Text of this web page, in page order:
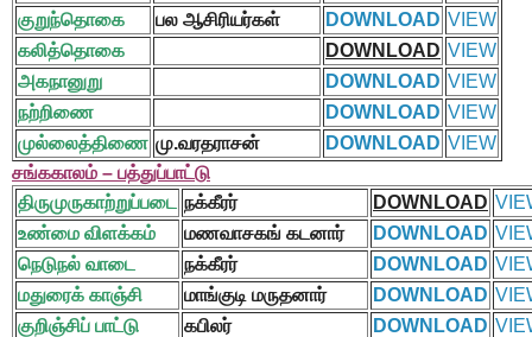
குறுந்தொகை
பல ஆசிரியர்கள் DOWNLOAD VIEW
கலித்தொகை
DOWNLOAD VIEW
அகநானுறு
DOWNLOAD VIEW
நற்றிணை
DOWNLOAD VIEW
முல்லைத்திணை மு.வரதராசன் DOWNLOAD VIEW
சங்ககாலம் – பத்துப்பாட்டு
திருமுருகாற்றுப்படை நக்கீரர் DOWNLOAD
உண்மை விளக்கம்
மணவாசகங் கடனார் DOWNLOAD
நெடுநல் வாடை
நக்கீரர் DOWNLOAD
மதுரைக் காஞ்சி
மாங்குடி மருதனார் DOWNLOAD
குறிஞ்சிப் பாட்டு
கபிலர் DOWNLOAD